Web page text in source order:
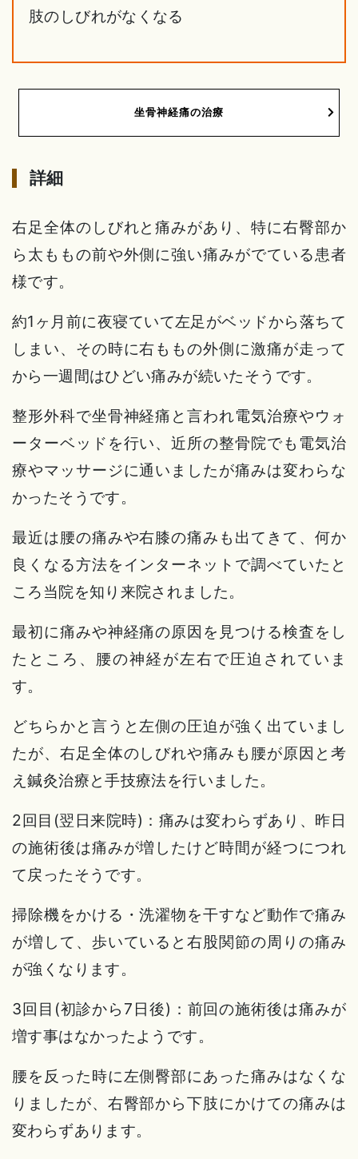
肢のしびれがなくなる
坐骨神経痛の治療
詳細
右足全体のしびれと痛みがあり、特に右臀部か
ら太ももの前や外側に強い痛みがでている患者
様です。
約1ヶ月前に夜寝ていて左足がベッドから落ちて
しまい、その時に右ももの外側に激痛が走って
から一週間はひどい痛みが続いたそうです。
整形外科で坐骨神経痛と言われ電気治療やウォ
ーターベッドを行い、近所の整骨院でも電気治
療やマッサージに通いましたが痛みは変わらな
かったそうです。
最近は腰の痛みや右膝の痛みも出てきて、何か
良くなる方法をインターネットで調べていたと
ころ当院を知り来院されました。
最初に痛みや神経痛の原因を見つける検査をし
たところ、腰の神経が左右で圧迫されていま
す。
どちらかと言うと左側の圧迫が強く出ていまし
たが、右足全体のしびれや痛みも腰が原因と考
え鍼灸治療と手技療法を行いました。
2回目(翌日来院時)：痛みは変わらずあり、昨日
の施術後は痛みが増したけど時間が経つにつれ
て戻ったそうです。
掃除機をかける・洗濯物を干すなど動作で痛み
が増して、歩いていると右股関節の周りの痛み
が強くなります。
3回目(初診から7日後)：前回の施術後は痛みが
増す事はなかったようです。
腰を反った時に左側臀部にあった痛みはなくな
りましたが、右臀部から下肢にかけての痛みは
変わらずあります。